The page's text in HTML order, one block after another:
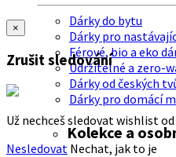
Dárky do bytu
Dárky pro
Férové, bio a eko
Udržitelné a zero-
Dárky od českých
Dárky pro domácí
Kolekce a
×
Zrušit sledování
Už nechceš sledovat wishlist od
Nesledovat Nechat, jak to je